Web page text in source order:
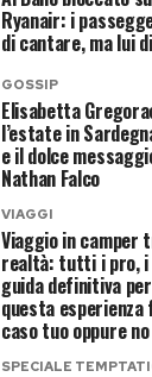
Ryanair: i
di cantare, ma lui
GOSSIP
Elisabetta
l’estate in
e il dolce
Nathan Falco
VIAGGI
Viaggio in camper
realtà: tutti i pro, i
guida definitiva
questa esperienza
caso tuo oppure no
SPECIALE